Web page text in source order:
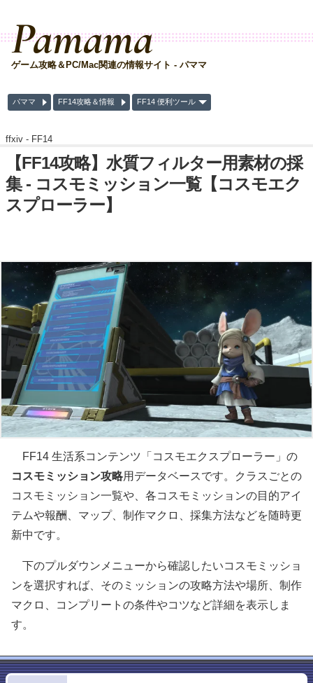
Pamama
ゲーム攻略＆PC/Mac関連の情報サイト - パママ
パママ FF14攻略＆情報 FF14 便利ツール
ffxiv - FF14
【FF14攻略】水質フィルター用素材の採
集 - コスモミッション一覧【コスモエク
スプローラー】
FF14 生活系コンテンツ「コスモエクスプローラー」の
コスモミッション攻略用データベースです。クラスごとの
コスモミッション一覧や、各コスモミッションの目的アイ
テムや報酬、マップ、制作マクロ、採集方法などを随時更
新中です。
下のプルダウンメニューから確認したいコスモミッショ
ンを選択すれば、そのミッションの攻略方法や場所、制作
マクロ、コンプリートの条件やコツなど詳細を表示しま
す。